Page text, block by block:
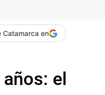
Catamarca en
el